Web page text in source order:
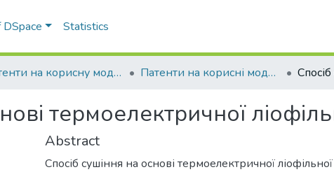
Statistics
Патенти на корисну модель Патенти на корисні моделі_2026
термоелектричної
Abstract
Спосіб сушіння на основі термоелектричної